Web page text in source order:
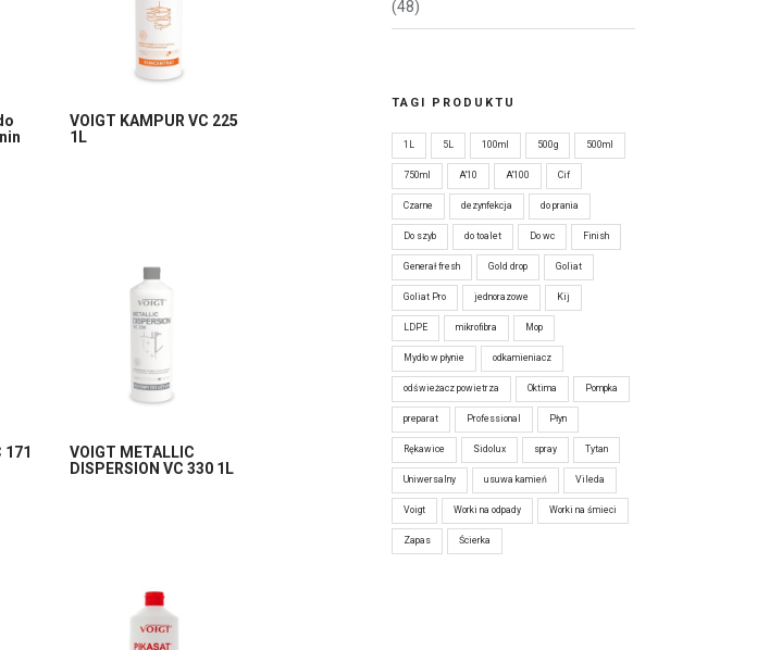
VOIGT KAMPUR VC 225
1L
171
VOIGT METALLIC
DISPERSION VC 330 1L
(48)
TAGI PRODUKTU
1L 5L 100ml 500g 500ml
750ml A'10 A'100 Cif
Czarne dezynfekcja do prania
Do szyb do toalet Do wc Finish
Generał fresh Gold drop Goliat
Goliat Pro jednorazowe Kij
LDPE mikrofibra Mop
Mydło w płynie odkamieniacz
odświeżacz powietrza Oktima Pompka
preparat Professional Płyn
Rękawice Sidolux spray Tytan
Uniwersalny usuwa kamień Vileda
Voigt Worki na odpady Worki na śmieci
Zapas Ścierka